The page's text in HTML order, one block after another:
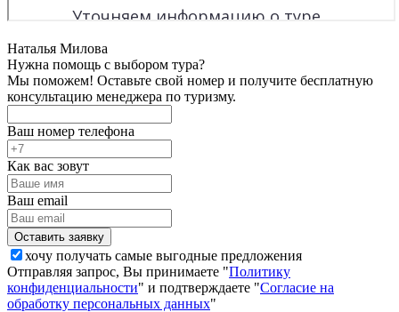
Наталья Милова
Нужна помощь с выбором тура?
Мы поможем! Оставьте свой номер и получите бесплатную
консультацию менеджера по туризму.
Ваш номер телефона
Как вас зовут
Ваш email
хочу получать самые выгодные предложения
Отправляя запрос, Вы принимаете "Политику
конфиденциальности" и подтверждаете "Согласие на
обработку персональных данных"